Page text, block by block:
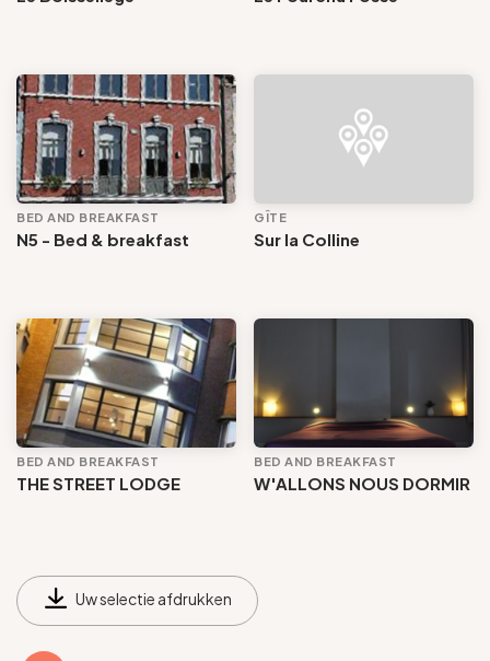
BED AND BREAKFAST
N5 - Bed & breakfast
GÎTE
Sur la Colline
BED AND BREAKFAST
THE STREET LODGE
BED AND BREAKFAST
W'ALLONS NOUS DORMIR
Uw selectie afdrukken